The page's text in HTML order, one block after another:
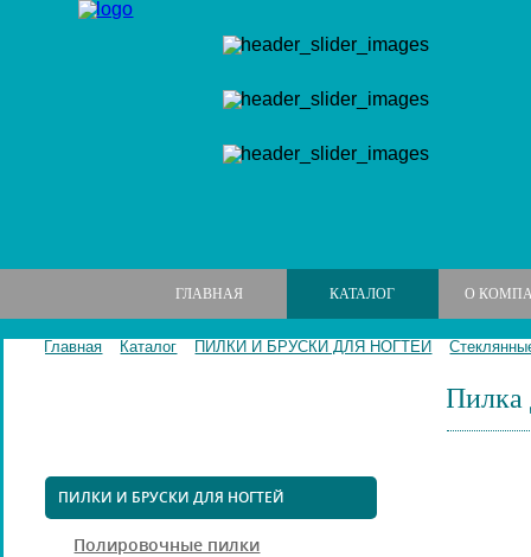
ГЛАВНАЯ КАТАЛОГ О
Главная Каталог ПИЛКИ И БРУСКИ ДЛЯ НОГТЕЙ
ПИЛКИ И БРУСКИ ДЛЯ НОГТЕЙ
Полировочные пилки
Пилка